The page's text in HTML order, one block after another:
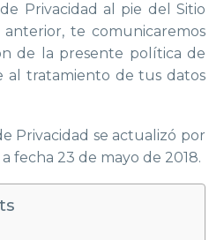
Privacidad al pie del Sitio
te comunicaremos
de la presente política de
al tratamiento de tus datos
Privacidad se actualizó por
fecha 23 de mayo de 2018.